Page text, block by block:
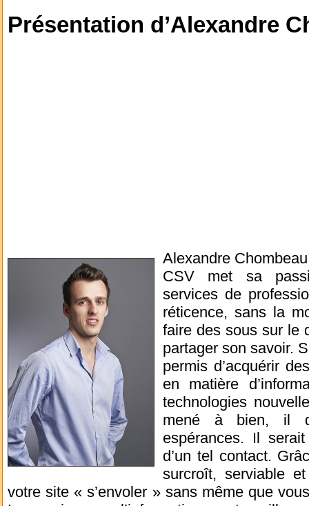
Présentation d’Alexandre
Alexandre
CSV met sa
services de
réticence, sans la
faire des sous sur le
partager son savoir.
permis d’acquérir
en matière
technologies
mené à bien, il
espérances. Il
d’un tel contact.
surcroît, serviable
votre site « s’envoler » sans même que